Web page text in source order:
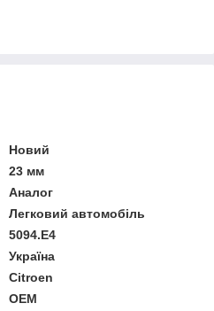
Новий
23 мм
Аналог
Легковий автомобіль
5094.E4
Україна
Citroen
OEM